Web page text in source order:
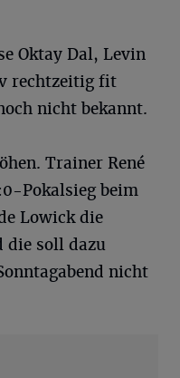
Oktay Dal, Levin
rechtzeitig fit
nicht bekannt.
Trainer René
Pokalsieg beim
Lowick die
die soll dazu
nicht